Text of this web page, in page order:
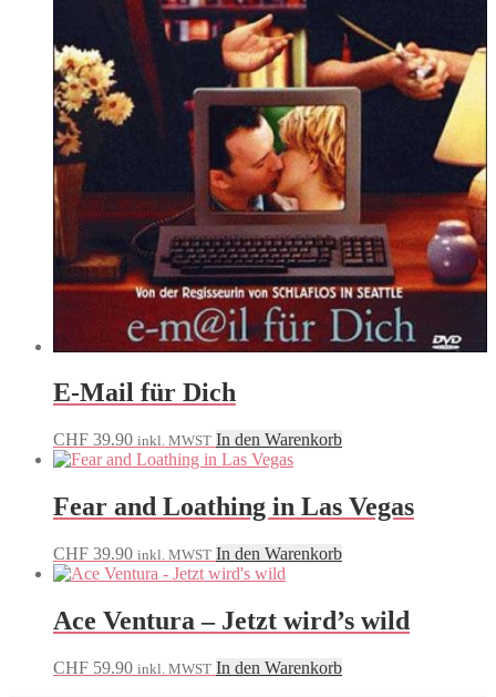
E-Mail für Dich
CHF 39.90 inkl. MWST In den Warenkorb
Fear and Loathing in Las Vegas
CHF 39.90 inkl. MWST In den Warenkorb
Ace Ventura – Jetzt wird’s wild
CHF 59.90 inkl. MWST In den Warenkorb